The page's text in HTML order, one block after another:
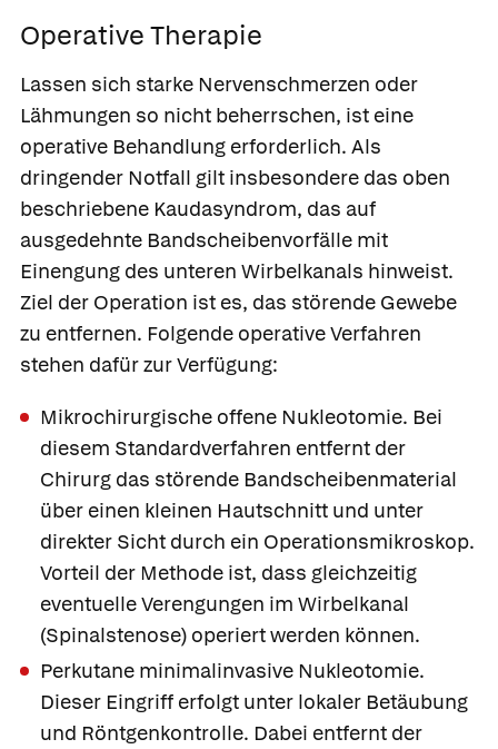
Operative Therapie
Lassen sich starke Nervenschmerzen oder
Lähmungen so nicht beherrschen, ist eine
operative Behandlung erforderlich. Als
dringender Notfall gilt insbesondere das oben
beschriebene Kaudasyndrom, das auf
ausgedehnte Bandscheibenvorfälle mit
Einengung des unteren Wirbelkanals hinweist.
Ziel der Operation ist es, das störende Gewebe
zu entfernen. Folgende operative Verfahren
stehen dafür zur Verfügung:
Mikrochirurgische offene Nukleotomie. Bei
diesem Standardverfahren entfernt der
Chirurg das störende Bandscheibenmaterial
über einen kleinen Hautschnitt und unter
direkter Sicht durch ein Operationsmikroskop.
Vorteil der Methode ist, dass gleichzeitig
eventuelle Verengungen im Wirbelkanal
(Spinalstenose) operiert werden können.
Perkutane minimalinvasive Nukleotomie.
Dieser Eingriff erfolgt unter lokaler Betäubung
und Röntgenkontrolle. Dabei entfernt der